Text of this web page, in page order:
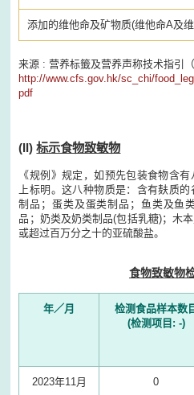
添加的维他命及矿物质(维他命A及
来源 : 营养标籤及营养声称技术指引（
http://www.cfs.gov.hk/sc_chi/
pdf
(II)标示食物致敏物
《规例》规定，如预先包装食物含
上标明。这八种物质是：含有麸质
制品；蛋类及蛋类制品；鱼类及鱼
品；奶类及奶类制品(包括乳糖)；木
或超过百万分之十的亚硫酸盐。
食物致敏物
年／月
检测食品样本数
(检测项目: -)
2023年11月 0